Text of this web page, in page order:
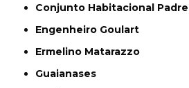
Conjunto Habitacional
Engenheiro Goulart
Ermelino Matarazzo
Guaianases